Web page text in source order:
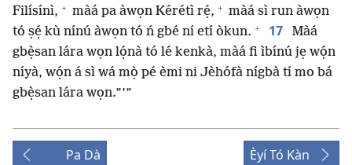
Filísínì, + màá pa àwọn Kérétì rẹ́, + màá sì run àwọn
tó ṣẹ́ kù nínú àwọn tó ń gbé ní etí òkun. + 17
Màá
gbẹ̀san lára wọn lọ́nà tó lé kenkà, màá fi ìbínú jẹ wọ́n
níyà, wọ́n á sì wá mọ̀ pé èmi ni Jèhófà nígbà tí mo bá
gbẹ̀san lára wọn.”’”
Pa Dà Èyí Tó Kàn